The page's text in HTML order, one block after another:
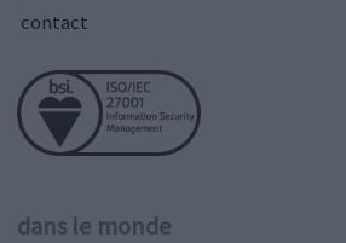
contact
dans le monde